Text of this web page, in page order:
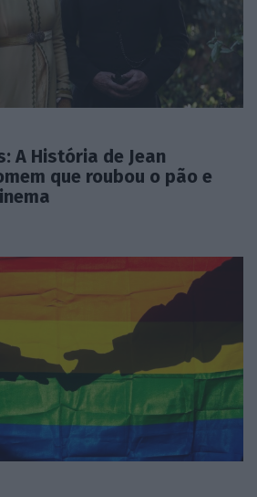
A História de Jean
que roubou o pão e